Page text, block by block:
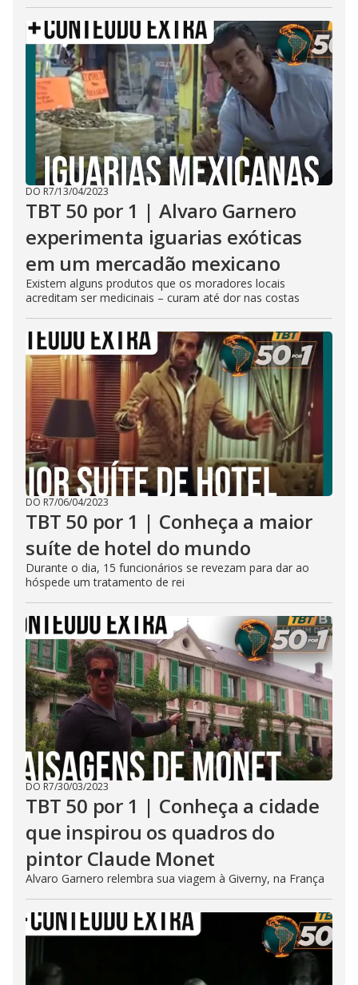
DO R7/13/04/2023
TBT 50 por 1 | Alvaro Garnero
experimenta iguarias exóticas
em um mercadão mexicano
Existem alguns produtos que os moradores locais
acreditam ser medicinais – curam até dor nas costas
DO R7/06/04/2023
TBT 50 por 1 | Conheça a maior
suíte de hotel do mundo
Durante o dia, 15 funcionários se revezam para dar ao
hóspede um tratamento de rei
DO R7/30/03/2023
TBT 50 por 1 | Conheça a cidade
que inspirou os quadros do
pintor Claude Monet
Alvaro Garnero relembra sua viagem à Giverny, na França